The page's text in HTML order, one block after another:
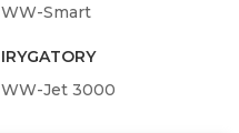
WW-Smart
IRYGATORY
WW-Jet 3000